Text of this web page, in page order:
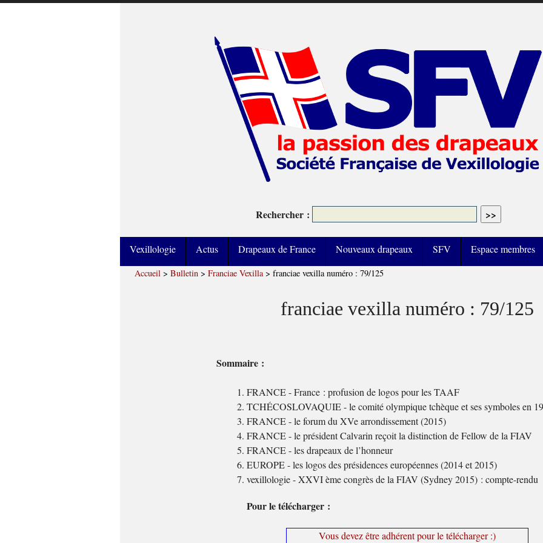
Rechercher :
Vexillologie Actus Drapeaux de France Nouveaux drapeaux SFV Espace membres
Accueil > Bulletin > Franciae Vexilla> franciae vexilla numéro : 79/125
franciae vexilla numéro : 79/125
Sommaire :
FRANCE - France : profusion de logos pour les TAAF
TCHÉCOSLOVAQUIE - le comité olympique tchèque et ses symboles en
FRANCE - le forum du XVe arrondissement (2015)
FRANCE - le président Calvarin reçoit la distinction de Fellow de la FIAV
FRANCE - les drapeaux de l’honneur
EUROPE - les logos des présidences européennes (2014 et 2015)
vexillologie - XXVI ème congrès de la FIAV (Sydney 2015) : compte-rendu
Pour le télécharger :
Vous devez être adhérent pour le télécharger :)